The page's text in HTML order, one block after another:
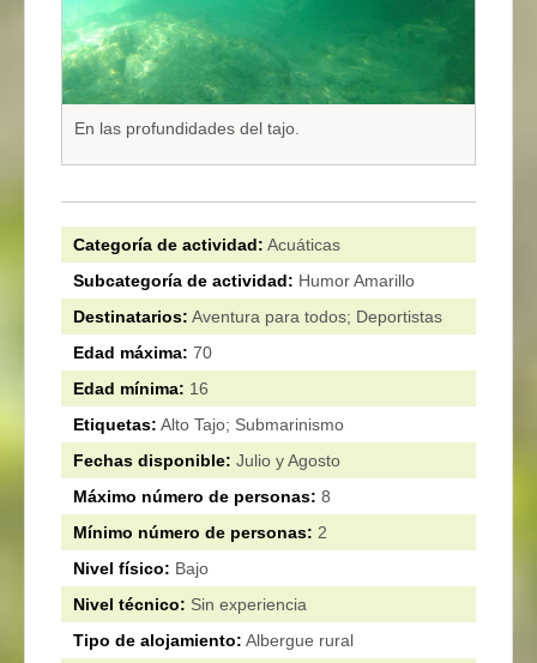
En las profundidades del tajo.
Categoría de actividad: Acuáticas
Subcategoría de actividad: Humor Amarillo
Destinatarios: Aventura para todos; Deportistas
Edad máxima: 70
Edad mínima: 16
Etiquetas: Alto Tajo; Submarinismo
Fechas disponible: Julio y Agosto
Máximo número de personas: 8
Mínimo número de personas: 2
Nivel físico: Bajo
Nivel técnico: Sin experiencia
Tipo de alojamiento: Albergue rural